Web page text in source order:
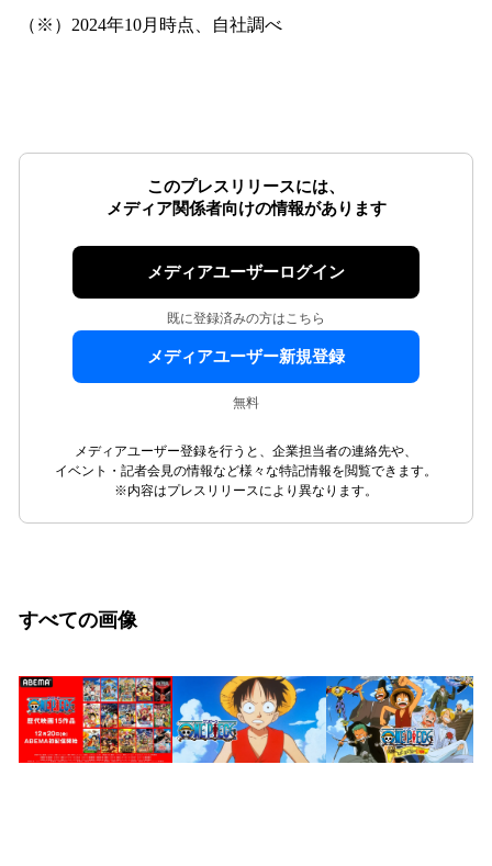
（※）2024年10月時点、自社調べ
このプレスリリースには、
メディア関係者向けの情報があります
メディアユーザーログイン
既に登録済みの方はこちら
メディアユーザー新規登録
無料
メディアユーザー登録を行うと、企業担当者の連絡先や、
イベント・記者会見の情報など様々な特記情報を閲覧できます。
※内容はプレスリリースにより異なります。
すべての画像